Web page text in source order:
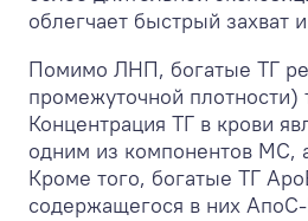
облегчает быстрый
Помимо ЛНП, богатые ТГ
промежуточной плотности)
Концентрация ТГ в крови
одним из компонентов МС,
Кроме того, богатые ТГ
содержащегося в них